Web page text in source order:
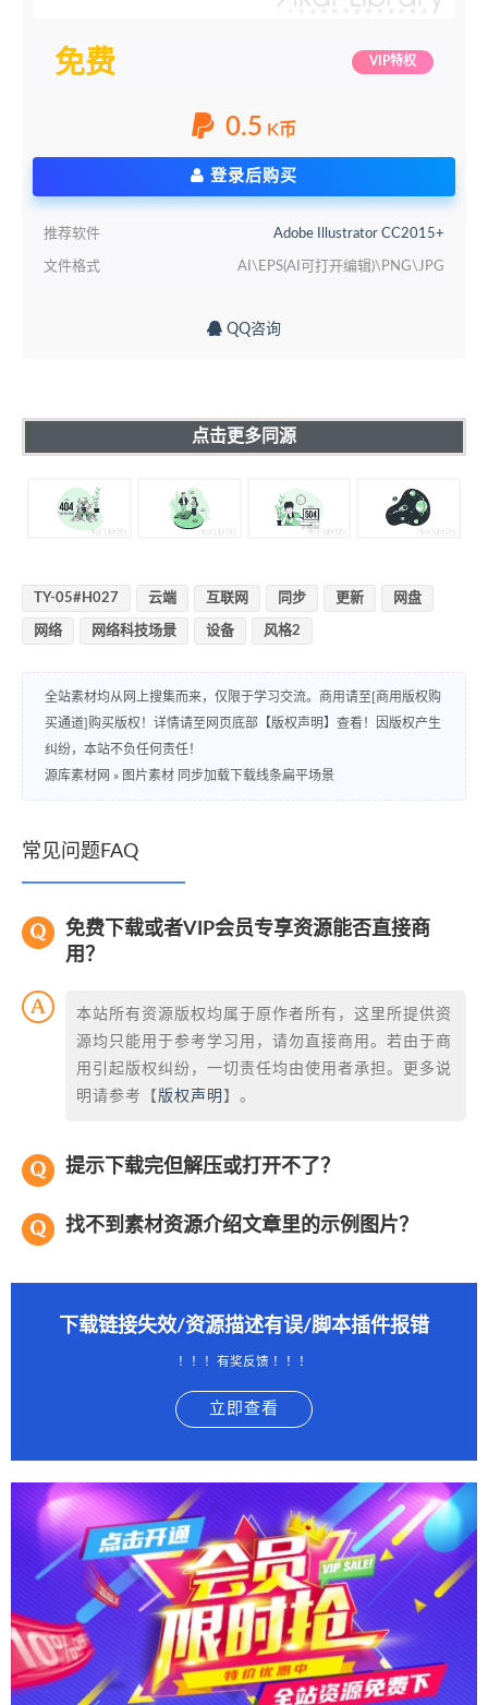
免费 VIP特权
0.5 K币
登录后购买
推荐软件 Adobe Illustrator CC2015+
文件格式 AI\EPS(AI可打开编辑)\PNG\JPG
QQ咨询
点击更多同源
TY-05#H027 云端 互联网 同步 更新 网盘
网络 网络科技场景 设备 风格2
全站素材均从网上搜集而来，仅限于学习交流。商用请至[商用版权购
买通道]购买版权！详情请至网页底部【版权声明】查看！因版权产生
纠纷，本站不负任何责任！
源库素材网 » 图片素材 同步加载下载线条扁平场景
常见问题FAQ
免费下载或者VIP会员专享资源能否直接商
用？
本站所有资源版权均属于原作者所有，这里所提供资
源均只能用于参考学习用，请勿直接商用。若由于商
用引起版权纠纷，一切责任均由使用者承担。更多说
明请参考【 版权声明 】。
提示下载完但解压或打开不了？
找不到素材资源介绍文章里的示例图片？
下载链接失效/资源描述有误/脚本插件报错
！！！有奖反馈 ！！！
立即查看